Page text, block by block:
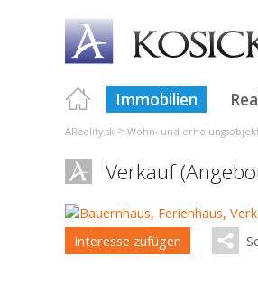
Immobilien
AReality.sk > Wohn- und
Verkauf
Interesse zufügen